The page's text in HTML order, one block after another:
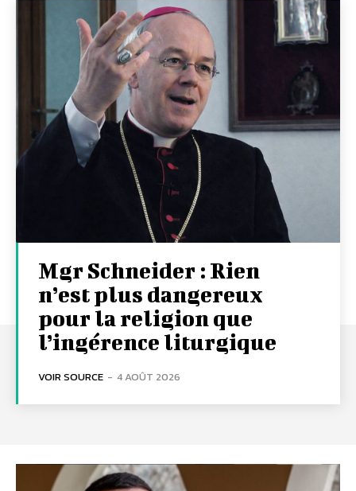
Mgr Schneider : Rien
n’est plus dangereux
pour la religion que
l’ingérence liturgique
VOIR SOURCE - 4 AOÛT 2026